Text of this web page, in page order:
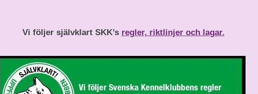
Vi följer självklart SKK’s regler, riktlinjer och lagar.